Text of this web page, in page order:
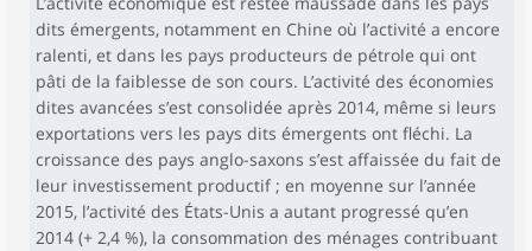
dits émergents, notamment en Chine où l’activité a encore
ralenti, et dans les pays producteurs de pétrole qui ont
pâti de la faiblesse de son cours. L’activité des économies
dites avancées s’est consolidée après 2014, même si leurs
exportations vers les pays dits émergents ont fléchi. La
croissance des pays anglo-saxons s’est affaissée du fait de
leur investissement productif ; en moyenne sur l’année
2015, l’activité des États-Unis a autant progressé qu’en
2014 (+ 2,4 %), la consommation des ménages contribuant